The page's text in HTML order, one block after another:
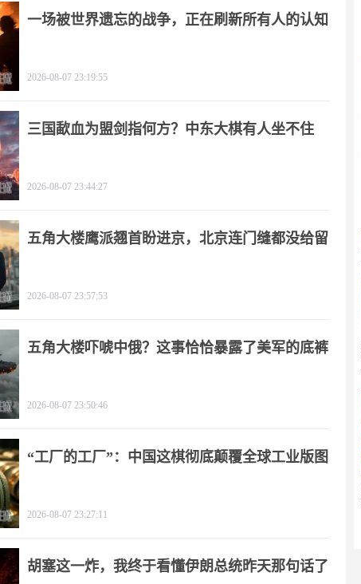
一场被世界遗忘的战争，正在刷新所有人的认知
2026-08-07 23:19:55
三国歃血为盟剑指何方？中东大棋有人坐不住
2026-08-07 23:44:27
五角大楼鹰派翘首盼进京，北京连门缝都没给留
2026-08-07 23:57:53
五角大楼吓唬中俄？这事恰恰暴露了美军的底裤
2026-08-07 23:50:46
“工厂的工厂”：中国这棋彻底颠覆全球工业版图
2026-08-07 23:27:11
胡塞这一炸，我终于看懂伊朗总统昨天那句话了